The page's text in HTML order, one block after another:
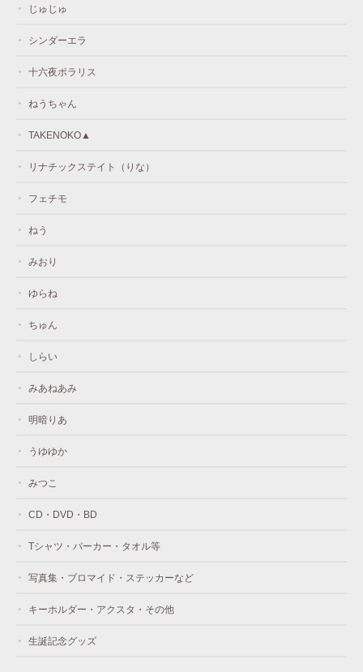
じゅじゅ
シンダーエラ
十六夜ポラリス
ねうちゃん
TAKENOKO▲
リナチックステイト（りな）
フェチモ
ねう
みおり
ゆらね
ちゅん
しらい
みあねあみ
明暗りあ
うゆゆか
みつこ
CD・DVD・BD
Tシャツ・パーカー・タオル等
写真集・ブロマイド・ステッカーなど
キーホルダー・アクスタ・その他
生誕記念グッズ